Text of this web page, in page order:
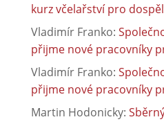
kurz včelařství pro
Vladimír Franko:
přijme nové pracovníky
Vladimír Franko:
přijme nové pracovníky
Martin Hodonicky: